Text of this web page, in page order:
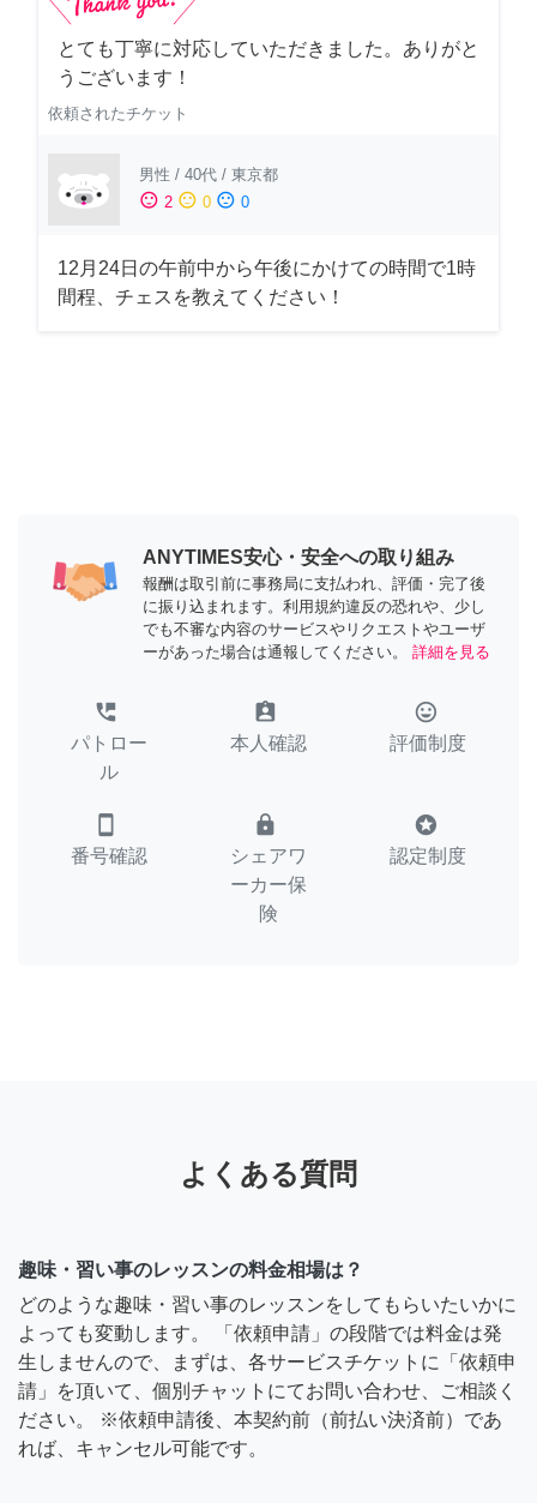
とても丁寧に対応していただきました。ありがと
うございます！
依頼されたチケット
男性 / 40代 / 東京都
sentiment_satisfied 2 sentiment_neutral 0 sentiment_dissatisfied 0
12月24日の午前中から午後にかけての時間で1時
間程、チェスを教えてください！
ANYTIMES安心・安全への取り組み
報酬は取引前に事務局に支払われ、評価・完了後
に振り込まれます。利用規約違反の恐れや、少し
でも不審な内容のサービスやリクエストやユーザ
ーがあった場合は通報してください。
詳細を見る
perm_phone_msg
パトロー
ル
assignment_ind
本人確認
tag_faces
評価制度
smartphone
番号確認
lock
シェアワ
ーカー保
険
stars
認定制度
よくある質問
趣味・習い事のレッスンの料金相場は？
どのような趣味・習い事のレッスンをしてもらいたいかに
よっても変動します。 「依頼申請」の段階では料金は発
生しませんので、まずは、各サービスチケットに「依頼申
請」を頂いて、個別チャットにてお問い合わせ、ご相談く
ださい。 ※依頼申請後、本契約前（前払い決済前）であ
れば、キャンセル可能です。